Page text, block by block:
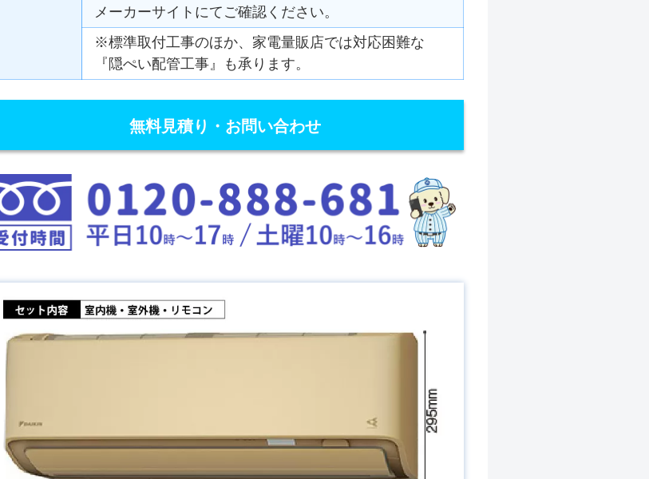
メーカーサイトにてご確認ください。
※標準取付工事のほか、家電量販店では対応困難な
『隠ぺい配管工事』も承ります。
無料見積り・お問い合わせ